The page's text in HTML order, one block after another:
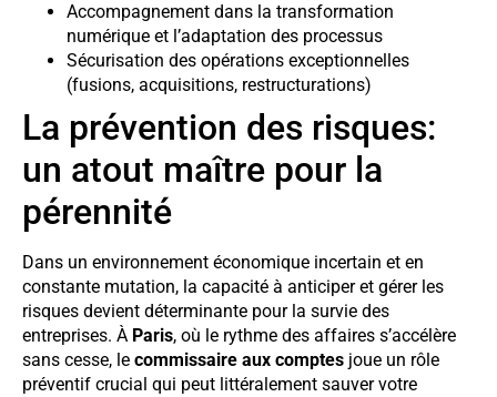
Accompagnement dans la transformation
numérique et l’adaptation des processus
Sécurisation des opérations exceptionnelles
(fusions, acquisitions, restructurations)
La prévention des risques:
un atout maître pour la
pérennité
Dans un environnement économique incertain et en
constante mutation, la capacité à anticiper et gérer les
risques devient déterminante pour la survie des
entreprises. À Paris, où le rythme des affaires s’accélère
sans cesse, le commissaire aux comptes joue un rôle
préventif crucial qui peut littéralement sauver votre